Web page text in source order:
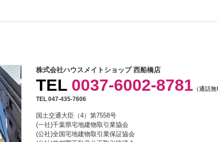
株式会社ハウスメイトショップ 西船橋店
TEL 0037-6002-8781 （通話
TEL 047-435-7606
国土交通大臣（4）第7558号
(一社)千葉県宅地建物取引業協会
(公社)全国宅地建物取引業保証協会